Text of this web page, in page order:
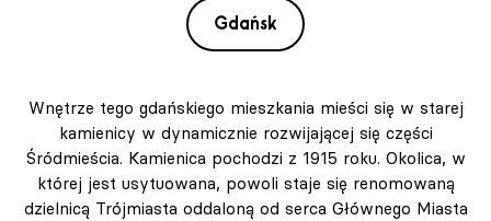
Gdańsk
Wnętrze tego gdańskiego mieszkania mieści się w starej
kamienicy w dynamicznie rozwijającej się części
Śródmieścia. Kamienica pochodzi z 1915 roku. Okolica, w
której jest usytuowana, powoli staje się renomowaną
dzielnicą Trójmiasta oddaloną od serca Głównego Miasta